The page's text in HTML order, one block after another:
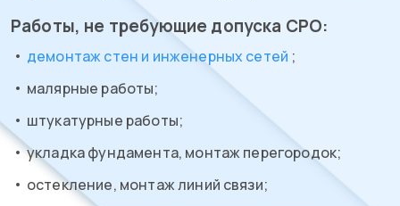
Работы, не требующие допуска СРО:
демонтаж стен и инженерных сетей ;
малярные работы;
штукатурные работы;
укладка фундамента, монтаж перегородок;
остекление, монтаж линий связи;